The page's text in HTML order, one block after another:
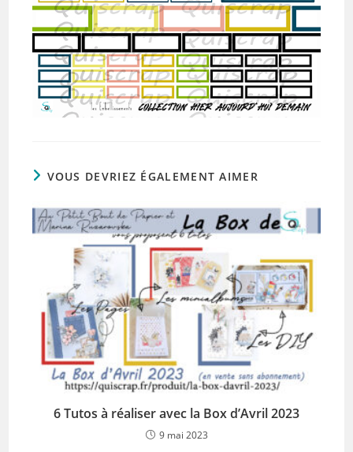
VOUS DEVRIEZ ÉGALEMENT AIMER
6 Tutos à réaliser avec la Box d’Avril 2023
9 mai 2023